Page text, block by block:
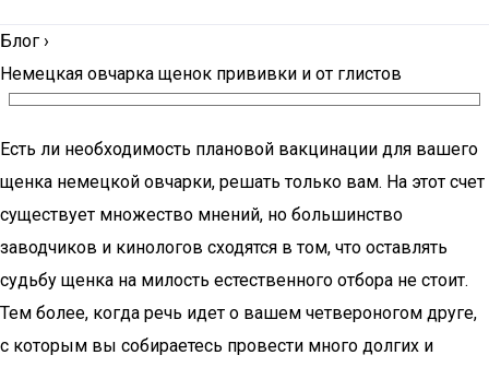
Блог ›
Немецкая овчарка щенок прививки и от глистов
Есть ли необходимость плановой вакцинации для вашего
щенка немецкой овчарки, решать только вам. На этот счет
существует множество мнений, но большинство
заводчиков и кинологов сходятся в том, что оставлять
судьбу щенка на милость естественного отбора не стоит.
Тем более, когда речь идет о вашем четвероногом друге,
с которым вы собираетесь провести много долгих и